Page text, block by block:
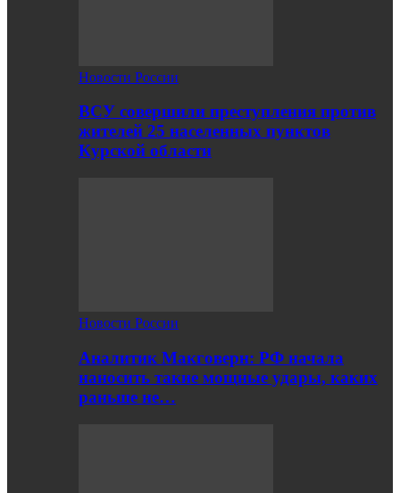
Новости России
ВСУ совершили преступления против
жителей 25 населенных пунктов
Курской области
Новости России
Аналитик Макговерн: РФ начала
наносить такие мощные удары, каких
раньше не…